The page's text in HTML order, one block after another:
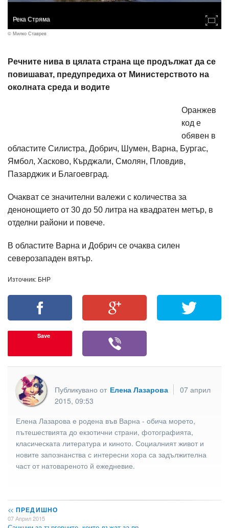
Река Стряма
© Милко Ставрев
Речните нива в цялата страна ще продължат да се
повишават, предупредиха от Министерството на
околната среда и водите
Оранжев
код е
обявен в
областите Силистра, Добрич, Шумен, Варна, Бургас,
Ямбол, Хасково, Кърджали, Смолян, Пловдив,
Пазарджик и Благоевград.
Очакват се значителни валежи с количества за
денонощието от 30 до 50 литра на квадратен метър, в
отделни райони и повече.
В областите Варна и Добрич се очаква силен
северозападен вятър.
Източник: БНР
Save
Публикувано от Елена Лазарова
07 април
2015, 09:53
Елена Лазарова е родена във Варна - обича морето,
пътешествията до екзотични страни, фотографията,
класическата литература и киното. Социалният живот и
новите запознанства с интересни хора са задължителна
част от натовареното й ежедневие.
<< ПРЕДИШНО
07 Април 2015